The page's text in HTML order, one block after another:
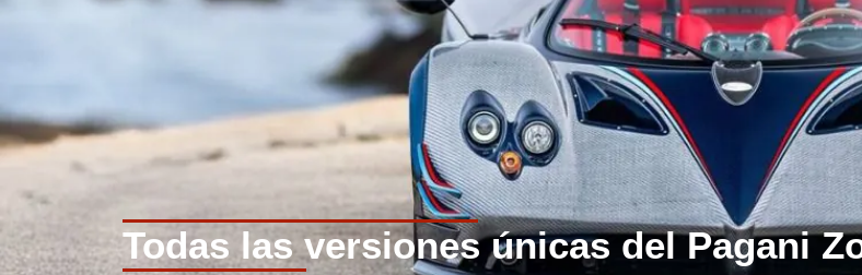
Todas las versiones únicas del Pagani